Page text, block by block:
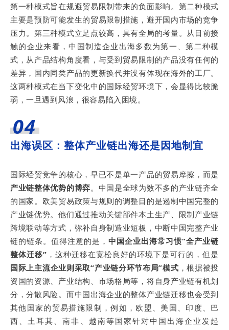
第一种模式旨在规避贸易限制带来的负面影响。第二种模式
主要是预防可能发生的贸易限制措施，避开国内市场的竞争
压力。第三种模式立足点较高，具有全局的考量。从目前接
触的企业来看，中国制造企业出海多数为第一、第二种模
式，从产品结构角度看，与受到贸易限制的产品没有任何的
差异，国内同类产品的更新换代并没有体现在海外的工厂。
这两种模式在当下变化中的国际经贸环境下，会显得比较脆
弱，一旦遇到风浪，很容易陷入困境。
04
出海误区：整体产业链出海还是因地制宜
国际经贸竞争的核心，早已不是单一产品的贸易摩擦，而是
产业链整体优势的博弈。中国是全球为数不多的产业链齐全
的国家。欧美贸易政策与规则的调整目的是遏制中国完整的
产业链优势。他们通过推动关键部件本土生产、限制产业链
跨境联动等方式，弥补自身制造业短板，中断中国完整产业
链的链条。值得注意的是，中国企业出海常习惯“全产业链
整体迁移” ，这种迁移在宽松良好的环境下是可行的，但是
国际上主流企业则采取“产业链分环节布局”模式 ，根据被投
资国的资源、产业结构、市场格局等，将自身产业链有机划
分，分散风险。而中国出海企业的整体产业链迁移也会受到
其他国家的贸易措施限制，例如，欧盟、美国、印度、巴
西、土耳其、南非、越南等国家针对中国出海企业发起